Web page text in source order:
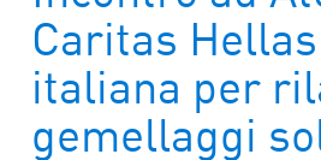
Caritas
italiana per
gemellaggi